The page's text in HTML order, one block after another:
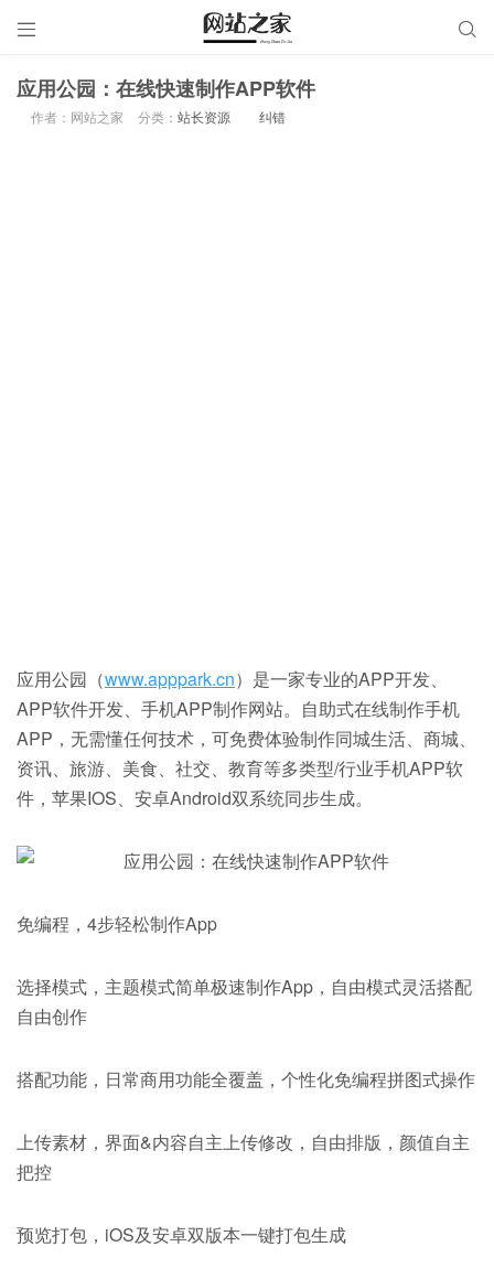
 
应用公园：在线快速制作APP软件
作者：网站之家 分类： 站长资源 纠错
应用公园（www.apppark.cn）是一家专业的APP开发、
APP软件开发、手机APP制作网站。自助式在线制作手机
APP，无需懂任何技术，可免费体验制作同城生活、商城、
资讯、旅游、美食、社交、教育等多类型/行业手机APP软
件，苹果IOS、安卓Android双系统同步生成。
免编程，4步轻松制作App
选择模式，主题模式简单极速制作App，自由模式灵活搭配
自由创作
搭配功能，日常商用功能全覆盖，个性化免编程拼图式操作
上传素材，界面&内容自主上传修改，自由排版，颜值自主
把控
预览打包，iOS及安卓双版本一键打包生成